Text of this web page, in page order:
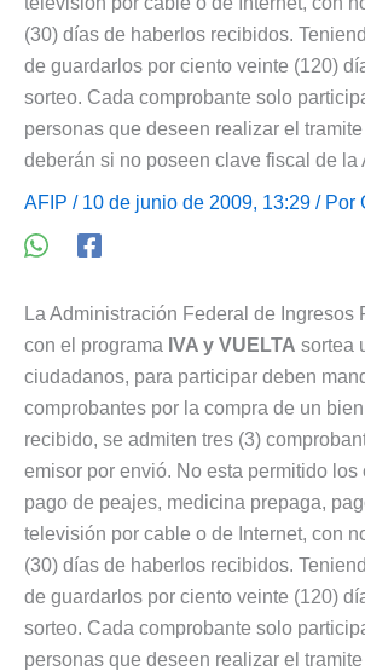
(30) días de haberlos recibidos.
de guardarlos por ciento veinte (120)
sorteo. Cada comprobante solo
personas que deseen realizar el
deberán si no poseen clave fiscal de la
AFIP / 10 de junio de 2009, 13:29 / Por
La Administración Federal de Ingresos
con el programa IVA y VUELTA sortea
ciudadanos, para participar deben
comprobantes por la compra de un
recibido, se admiten tres (3)
emisor por envió. No esta permitido los
pago de peajes, medicina prepaga,
televisión por cable o de Internet, con
(30) días de haberlos recibidos.
de guardarlos por ciento veinte (120)
sorteo. Cada comprobante solo
personas que deseen realizar el